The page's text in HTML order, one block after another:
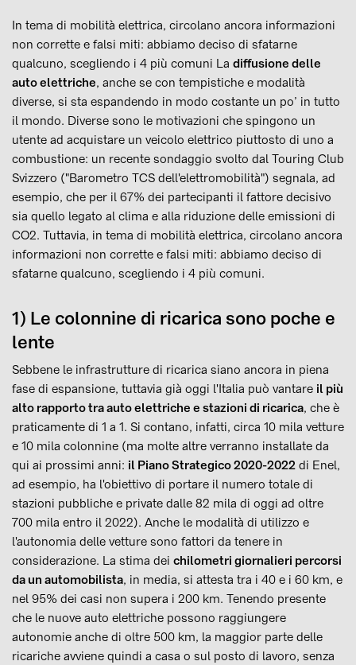
In tema di mobilità elettrica, circolano ancora informazioni
non corrette e falsi miti: abbiamo deciso di sfatarne
qualcuno, scegliendo i 4 più comuni La diffusione delle
auto elettriche, anche se con tempistiche e modalità
diverse, si sta espandendo in modo costante un po’ in tutto
il mondo. Diverse sono le motivazioni che spingono un
utente ad acquistare un veicolo elettrico piuttosto di uno a
combustione: un recente sondaggio svolto dal Touring Club
Svizzero ("Barometro TCS dell'elettromobilità") segnala, ad
esempio, che per il 67% dei partecipanti il fattore decisivo
sia quello legato al clima e alla riduzione delle emissioni di
CO2. Tuttavia, in tema di mobilità elettrica, circolano ancora
informazioni non corrette e falsi miti: abbiamo deciso di
sfatarne qualcuno, scegliendo i 4 più comuni.
1) Le colonnine di ricarica sono poche e
lente
Sebbene le infrastrutture di ricarica siano ancora in piena
fase di espansione, tuttavia già oggi l'Italia può vantare il più
alto rapporto tra auto elettriche e stazioni di ricarica, che è
praticamente di 1 a 1. Si contano, infatti, circa 10 mila vetture
e 10 mila colonnine (ma molte altre verranno installate da
qui ai prossimi anni: il Piano Strategico 2020-2022 di Enel,
ad esempio, ha l'obiettivo di portare il numero totale di
stazioni pubbliche e private dalle 82 mila di oggi ad oltre
700 mila entro il 2022). Anche le modalità di utilizzo e
l'autonomia delle vetture sono fattori da tenere in
considerazione. La stima dei chilometri giornalieri percorsi
da un automobilista, in media, si attesta tra i 40 e i 60 km, e
nel 95% dei casi non supera i 200 km. Tenendo presente
che le nuove auto elettriche possono raggiungere
autonomie anche di oltre 500 km, la maggior parte delle
ricariche avviene quindi a casa o sul posto di lavoro, senza